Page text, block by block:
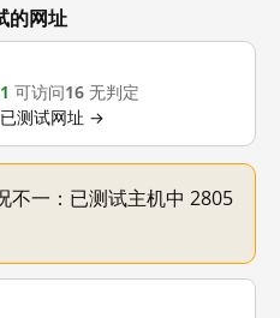
网址
1 可访问16 无判定
测试网址 →
不一：已测试主机中 2805